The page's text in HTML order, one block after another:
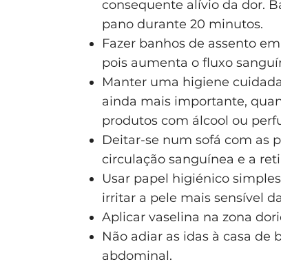
consequente alívio da dor.
pano durante 20 minutos.
Fazer banhos de assento
pois aumenta o fluxo
Manter uma higiene
ainda mais importante,
produtos com álcool ou
Deitar-se num sofá com as
circulação sanguínea e a
Usar papel higiénico
irritar a pele mais sensível
Aplicar vaselina na zona
Não adiar as idas à casa de
abdominal.